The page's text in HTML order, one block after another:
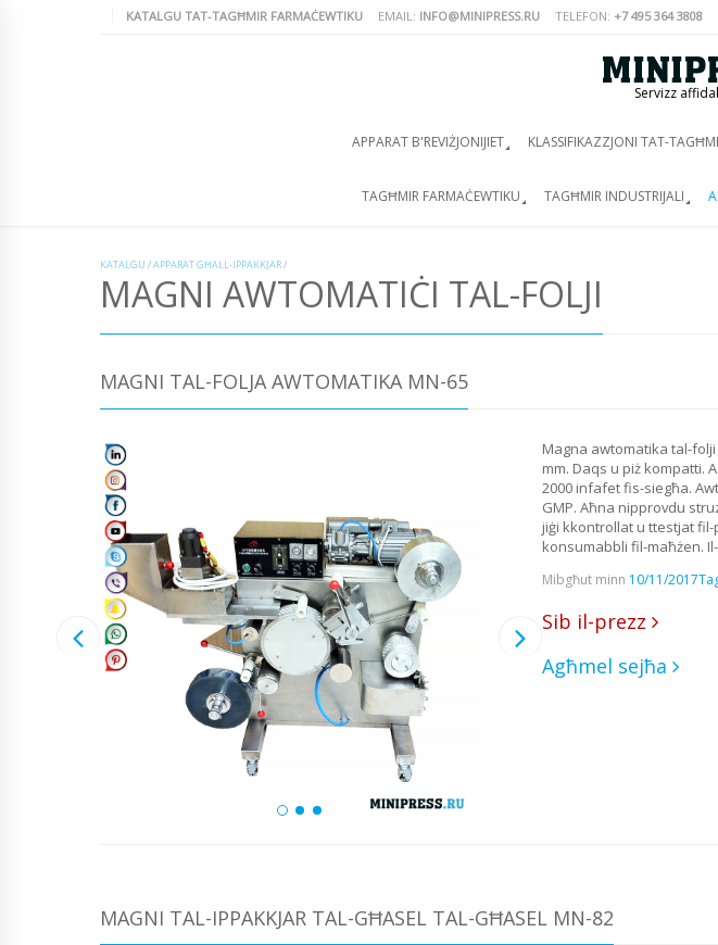
KATALGU TAT-TAGĦMIR FARMAĊEWTIKU EMAIL: INFO@MINIPRESS.RU TELEFON: +7 495 364 3808
Servizz
APPARAT B'REVIŻJONIJIET KLASSIFIKAZZJONI TAT-
TAGĦMIR FARMAĊEWTIKU TAGĦMIR INDUSTRIJALI
KATALGU /APPARAT GĦALL-IPPAKKJAR/
MAGNI AWTOMATIĊI TAL-FOLJI
MAGNI TAL-FOLJA AWTOMATIKA MN-65
Magna awtomatika tal-
mm. Daqs u piż kompatti.
2000 infafet fis-siegħa.
GMP. Aħna nipprovdu
jiġi kkontrollat ​​u ttestjat
konsumabbli fil-maħżen.
Mibgħut minn 10/11/2017
Sib il-prezz
Agħmel sejħa
MAGNI TAL-IPPAKKJAR TAL-GĦASEL TAL-GĦASEL MN-82